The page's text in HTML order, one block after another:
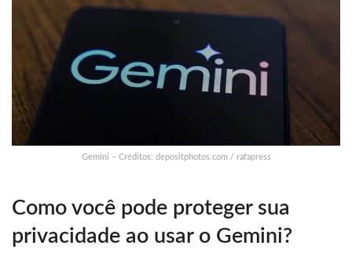
Gemini – Créditos: depositphotos.com / rafapress
Como você pode proteger sua
privacidade ao usar o Gemini?